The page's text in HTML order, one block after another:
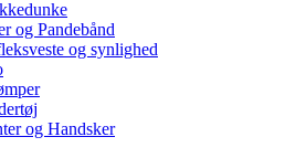
og Pandebånd
og synlighed
og Handsker